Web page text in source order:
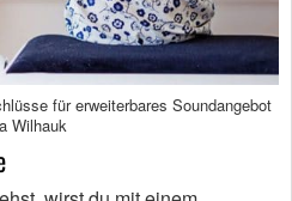
für erweiterbares Soundangebot
Wilhauk